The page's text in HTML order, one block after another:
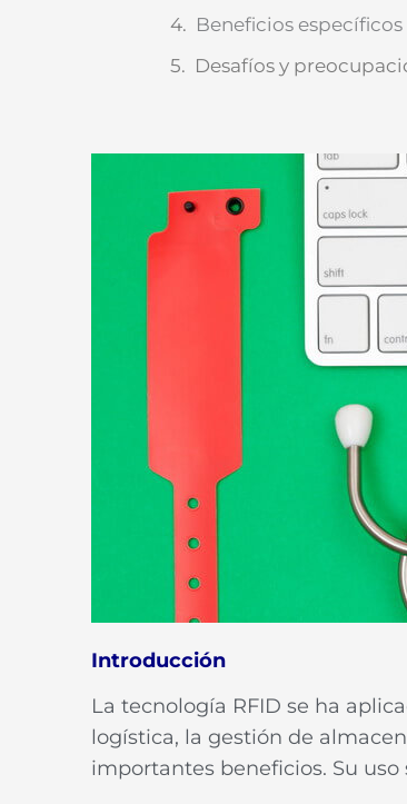
Beneficios
Desafíos y
Introducción
La tecnología RFID se ha
logística, la gestión de
importantes beneficios. Su